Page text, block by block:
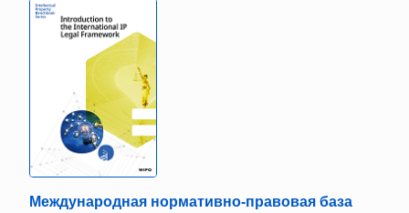
Международная нормативно-правовая база